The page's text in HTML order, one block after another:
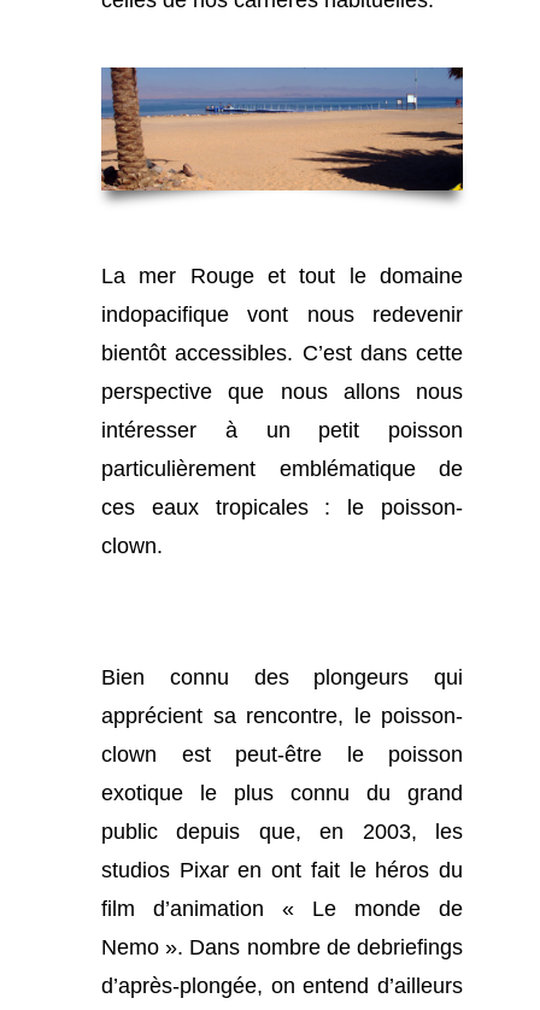
La mer Rouge et tout le domaine
indopacifique vont nous redevenir
bientôt accessibles. C’est dans cette
perspective que nous allons nous
intéresser à un petit poisson
particulièrement emblématique de
ces eaux tropicales : le poisson-
clown.
Bien connu des plongeurs qui
apprécient sa rencontre, le poisson-
clown est peut-être le poisson
exotique le plus connu du grand
public depuis que, en 2003, les
studios Pixar en ont fait le héros du
film d’animation « Le monde de
Nemo ». Dans nombre de debriefings
d’après-plongée, on entend d’ailleurs